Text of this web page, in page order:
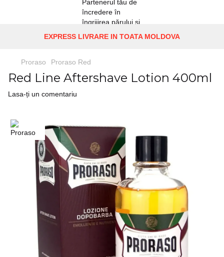
EXPRESS LIVRARE IN TOATA MOLDOVA
Proraso Proraso Red
Red Line Aftershave Lotion 400ml
Lasa-ți un comentariu